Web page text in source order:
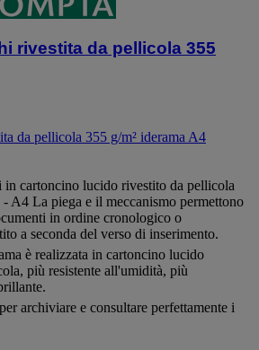
rivestita da pellicola 355
da pellicola 355 g/m² iderama A4
in cartoncino lucido rivestito da pellicola
- A4 La piega e il meccanismo permettono
in ordine cronologico o
a seconda del verso di inserimento.
è realizzata in cartoncino lucido
più resistente all'umidità, più
archiviare e consultare perfettamente i